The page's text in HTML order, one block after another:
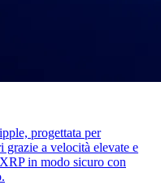
progettata per
a velocità elevate e
in modo sicuro con